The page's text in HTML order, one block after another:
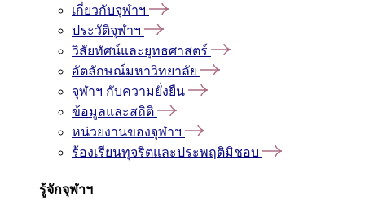
เกี่ยวกับจุฬาฯ
ประวัติจุฬาฯ
วิสัยทัศน์และยุทธศาสตร์
อัตลักษณ์มหาวิทยาลัย
จุฬาฯ กับความยั่งยืน
ข้อมูลและสถิติ
หน่วยงานของจุฬาฯ
ร้องเรียนทุจริตและประพฤติมิชอบ
รู้จักจุฬาฯ